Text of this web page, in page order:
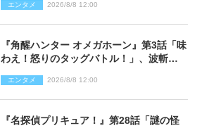
エンタメ 2026/8/8 12:00
『角醒ハンター オメガホーン』第3話「味
わえ！怒りのタッグバトル！」、波斬の
エンタメ 2026/8/8 12:00
『名探偵プリキュア！』第28話「謎の怪